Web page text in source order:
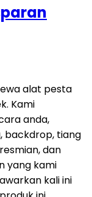
alat pesta
Kami
anda,
backdrop, tiang
dan
yang kami
kali ini